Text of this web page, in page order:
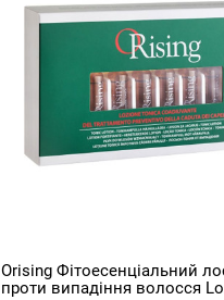
Orising Фітоесенціальний
проти випадіння волосся